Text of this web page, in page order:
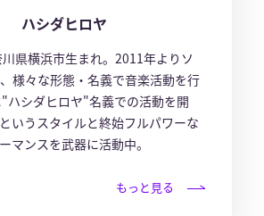
ハシダヒロヤ
県横浜市生まれ。2011年よりソ
様々な形態・名義で音楽活動を行
ハシダヒロヤ"名義での活動を開
いうスタイルと終始フルパワーな
マンスを武器に活動中。
もっと見る